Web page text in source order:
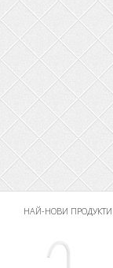
НАЙ-НОВИ ПРОДУКТИ